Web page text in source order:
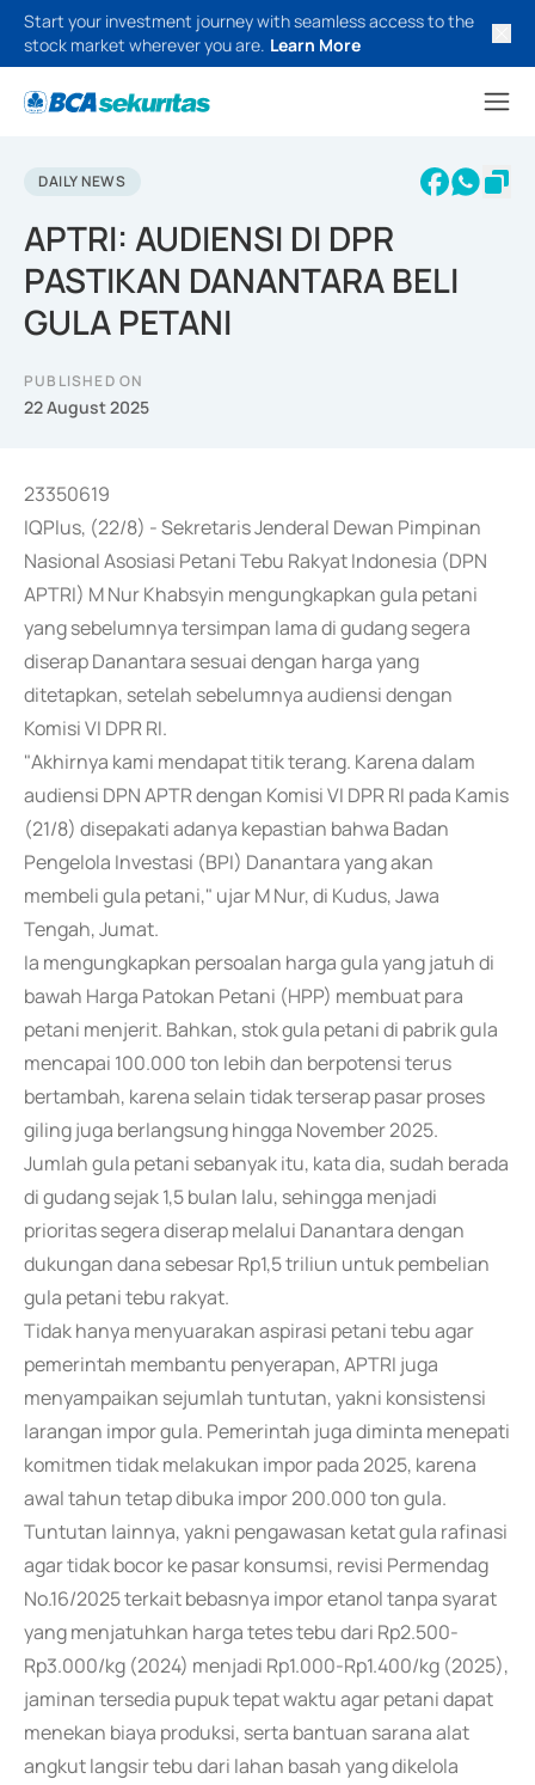
Start your investment journey with seamless access to the
stock market wherever you are. Learn More
DAILY NEWS
APTRI: AUDIENSI DI DPR
PASTIKAN DANANTARA BELI
GULA PETANI
PUBLISHED ON
22 August 2025
23350619
IQPlus, (22/8) - Sekretaris Jenderal Dewan Pimpinan
Nasional Asosiasi Petani Tebu Rakyat Indonesia (DPN
APTRI) M Nur Khabsyin mengungkapkan gula petani
yang sebelumnya tersimpan lama di gudang segera
diserap Danantara sesuai dengan harga yang
ditetapkan, setelah sebelumnya audiensi dengan
Komisi VI DPR RI.
"Akhirnya kami mendapat titik terang. Karena dalam
audiensi DPN APTR dengan Komisi VI DPR RI pada Kamis
(21/8) disepakati adanya kepastian bahwa Badan
Pengelola Investasi (BPI) Danantara yang akan
membeli gula petani," ujar M Nur, di Kudus, Jawa
Tengah, Jumat.
Ia mengungkapkan persoalan harga gula yang jatuh di
bawah Harga Patokan Petani (HPP) membuat para
petani menjerit. Bahkan, stok gula petani di pabrik gula
mencapai 100.000 ton lebih dan berpotensi terus
bertambah, karena selain tidak terserap pasar proses
giling juga berlangsung hingga November 2025.
Jumlah gula petani sebanyak itu, kata dia, sudah berada
di gudang sejak 1,5 bulan lalu, sehingga menjadi
prioritas segera diserap melalui Danantara dengan
dukungan dana sebesar Rp1,5 triliun untuk pembelian
gula petani tebu rakyat.
Tidak hanya menyuarakan aspirasi petani tebu agar
pemerintah membantu penyerapan, APTRI juga
menyampaikan sejumlah tuntutan, yakni konsistensi
larangan impor gula. Pemerintah juga diminta menepati
komitmen tidak melakukan impor pada 2025, karena
awal tahun tetap dibuka impor 200.000 ton gula.
Tuntutan lainnya, yakni pengawasan ketat gula rafinasi
agar tidak bocor ke pasar konsumsi, revisi Permendag
No.16/2025 terkait bebasnya impor etanol tanpa syarat
yang menjatuhkan harga tetes tebu dari Rp2.500-
Rp3.000/kg (2024) menjadi Rp1.000-Rp1.400/kg (2025),
jaminan tersedia pupuk tepat waktu agar petani dapat
menekan biaya produksi, serta bantuan sarana alat
angkut langsir tebu dari lahan basah yang dikelola